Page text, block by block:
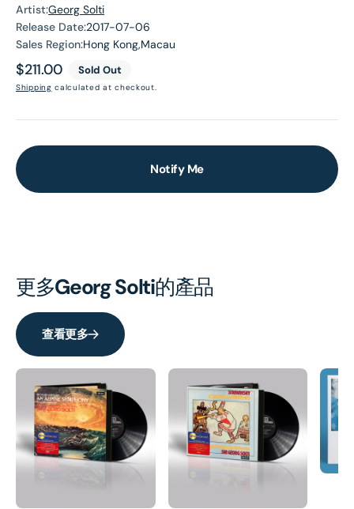
Artist:Georg Solti
Release Date:2017-07-06
Sales Region:Hong Kong,Macau
Regular
price
$211.00 Sold Out
Shipping calculated at checkout.
Notify Me
更多Georg Solti的產品
查看更多